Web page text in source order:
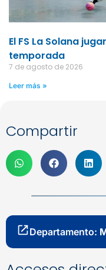
El FS La Solana
temporada
7 de agosto de 2026
Leer más »
Compartir
Departamento: